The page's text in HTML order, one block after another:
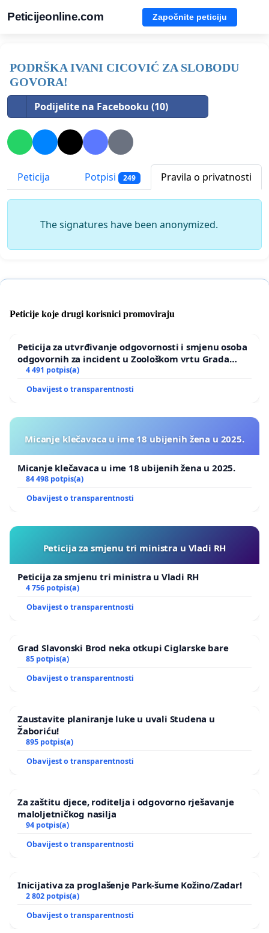
Peticijeonline.com Započnite peticiju
PODRŠKA IVANI CICOVIĆ ZA SLOBODU
GOVORA!
Podijelite na Facebooku (10)
Peticija Potpisi 249 Pravila o privatnosti
The signatures have been anonymized.
Peticije koje drugi korisnici promoviraju
Peticija za utvrđivanje odgovornosti i smjenu osoba
odgovornih za incident u Zoološkom vrtu Grada
Zagreba
4 491 potpis(a)
Obavijest o transparentnosti
Micanje klečavaca u ime 18 ubijenih žena u 2025.
Micanje klečavaca u ime 18 ubijenih žena u 2025.
84 498 potpis(a)
Obavijest o transparentnosti
Peticija za smjenu tri ministra u Vladi RH
Peticija za smjenu tri ministra u Vladi RH
4 756 potpis(a)
Obavijest o transparentnosti
Grad Slavonski Brod neka otkupi Ciglarske bare
85 potpis(a)
Obavijest o transparentnosti
Zaustavite planiranje luke u uvali Studena u
Žaboriću!
895 potpis(a)
Obavijest o transparentnosti
Za zaštitu djece, roditelja i odgovorno rješavanje
maloljetničkog nasilja
94 potpis(a)
Obavijest o transparentnosti
Inicijativa za proglašenje Park-šume Kožino/Zadar!
2 802 potpis(a)
Obavijest o transparentnosti